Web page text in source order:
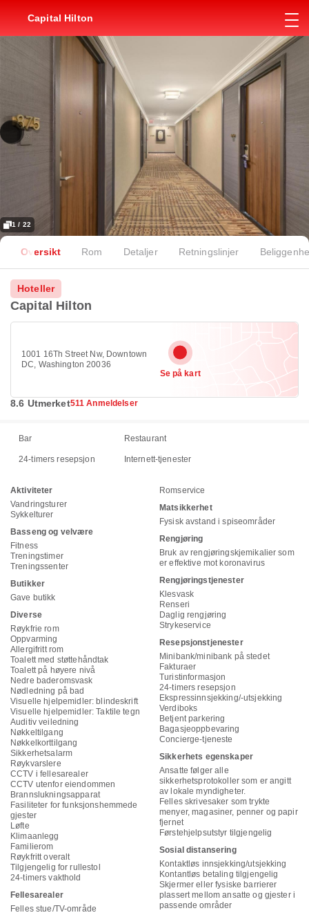
Capital Hilton
1 / 22
Oversikt Rom Detaljer Retningslinjer
Hoteller
Capital Hilton
1001 16Th Street Nw, Downtown
DC, Washington 20036
Se på kart
8.6 Utmerket511 Anmeldelser
Bar Restaurant
24-timers resepsjon Internett-tjenester
Aktiviteter
Vandringsturer
Sykkelturer
Basseng og velvære
Fitness
Treningstimer
Treningssenter
Butikker
Gave butikk
Diverse
Røykfrie rom
Oppvarming
Allergifritt rom
Toalett med støttehåndtak
Toalett på høyere nivå
Nedre baderomsvask
Nødledning på bad
Visuelle hjelpemidler: blindeskrift
Visuelle hjelpemidler: Taktile tegn
Auditiv veiledning
Nøkkeltilgang
Nøkkelkorttilgang
Sikkerhetsalarm
Røykvarslere
CCTV i fellesarealer
CCTV utenfor eiendommen
Brannslukningsapparat
Fasiliteter for funksjonshemmede
gjester
Løfte
Klimaanlegg
Familierom
Røykfritt overalt
Tilgjengelig for rullestol
24-timers vakthold
Fellesarealer
Felles stue/TV-område
Romservice
Matsikkerhet
Fysisk avstand i spiseområder
Rengjøring
Bruk av rengjøringskjemikalier som
er effektive mot koronavirus
Rengjøringstjenester
Klesvask
Renseri
Daglig rengjøring
Strykeservice
Resepsjonstjenester
Minibank/minibank på stedet
Fakturaer
Turistinformasjon
24-timers resepsjon
Ekspressinnsjekking/-utsjekking
Verdiboks
Betjent parkering
Bagasjeoppbevaring
Concierge-tjeneste
Sikkerhets egenskaper
Ansatte følger alle
sikkerhetsprotokoller som er angitt
av lokale myndigheter.
Felles skrivesaker som trykte
menyer, magasiner, penner og papir
fjernet
Førstehjelpsutstyr tilgjengelig
Sosial distansering
Kontaktløs innsjekking/utsjekking
Kontantløs betaling tilgjengelig
Skjermer eller fysiske barrierer
plassert mellom ansatte og gjester i
passende områder